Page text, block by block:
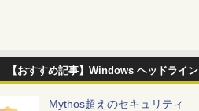
【おすすめ記事】Windows ヘッドライン
Mythos超えのセキュリティ